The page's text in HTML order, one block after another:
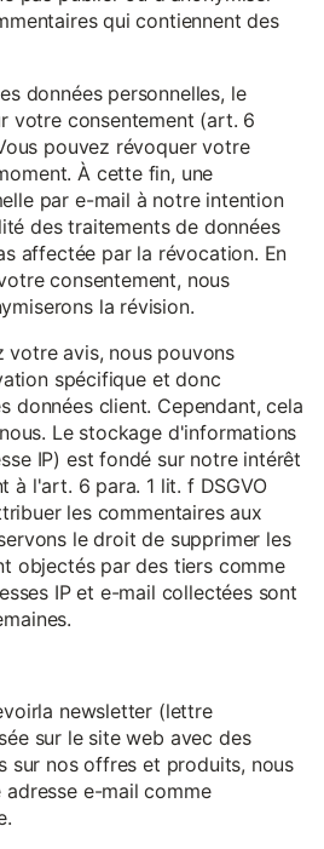
qui contiennent des
données personnelles, le
votre consentement (art. 6
pouvez révoquer votre
À cette fin, une
par e-mail à notre intention
des traitements de données
affectée par la révocation. En
consentement, nous
la révision.
votre avis, nous pouvons
spécifique et donc
données client. Cependant, cela
Le stockage d'informations
IP) est fondé sur notre intérêt
à l'art. 6 para. 1 lit. f DSGVO
les commentaires aux
le droit de supprimer les
objectés par des tiers comme
IP et e-mail collectées sont
newsletter (lettre
sur le site web avec des
sur nos offres et produits, nous
e-mail comme